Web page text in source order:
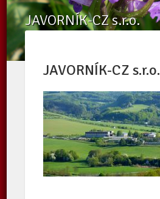
JAVORNÍK-CZ s.r.o.
JAVORNÍK-CZ s.r.o.